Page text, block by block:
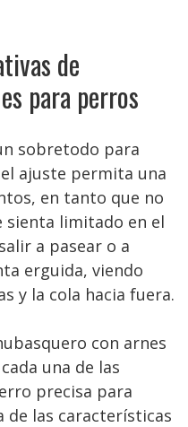
de
para perros
sobretodo para
ajuste permita una
en tanto que no
sienta limitado en el
a pasear o a
erguida, viendo
y la cola hacia fuera.
con arnes
una de las
precisa para
de las características